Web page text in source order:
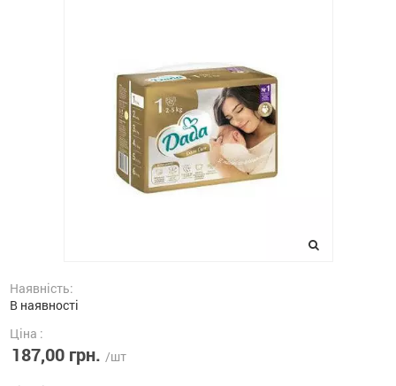
Наявність:
В наявності
Ціна :
187,00 грн. /шт